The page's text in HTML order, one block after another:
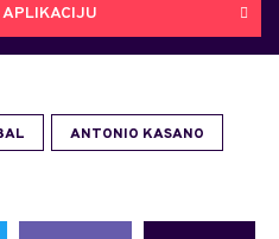
APLIKACIJU
ANTONIO KASANO